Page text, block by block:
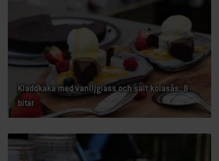
Kladdkaka med vaniljglass och salt kolasås, 8
bitar